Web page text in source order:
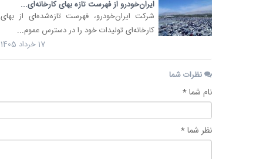
ایران‌خودرو از فهرست تازه بهای کارخانه‌ای...
شرکت ایران‌خودرو، فهرست تازه‌شده‌ای از بهای
کارخانه‌ای تولیدات خود را در دسترس عموم...
17 خرداد 1405
نظرات شما
نام شما *
نظر شما *